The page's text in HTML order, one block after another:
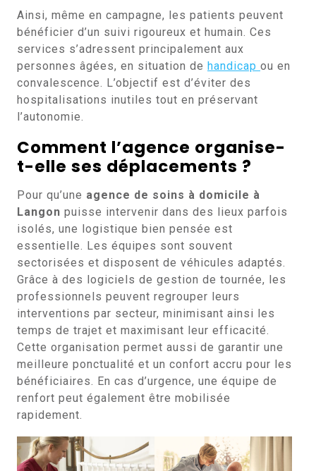
Ainsi, même en campagne, les patients peuvent
bénéficier d’un suivi rigoureux et humain. Ces
services s’adressent principalement aux
personnes âgées, en situation de handicap ou en
convalescence. L’objectif est d’éviter des
hospitalisations inutiles tout en préservant
l’autonomie.
Comment l’agence organise-
t-elle ses déplacements ?
Pour qu’une agence de soins à domicile à
Langon puisse intervenir dans des lieux parfois
isolés, une logistique bien pensée est
essentielle. Les équipes sont souvent
sectorisées et disposent de véhicules adaptés.
Grâce à des logiciels de gestion de tournée, les
professionnels peuvent regrouper leurs
interventions par secteur, minimisant ainsi les
temps de trajet et maximisant leur efficacité.
Cette organisation permet aussi de garantir une
meilleure ponctualité et un confort accru pour les
bénéficiaires. En cas d’urgence, une équipe de
renfort peut également être mobilisée
rapidement.